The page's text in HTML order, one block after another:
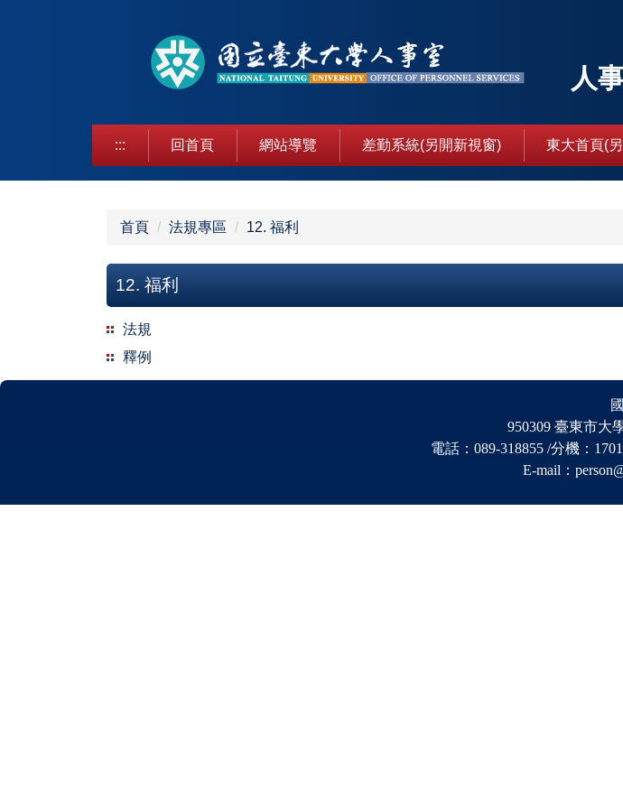
人
::: 回首頁 網站導覽 差勤系統(另開新視窗) 東大首頁(
首頁 法規專區 12. 福利
12. 福利
法規
釋例
國立臺東
950309 臺東市大
電話：089-318855 /分機：
E-mail：